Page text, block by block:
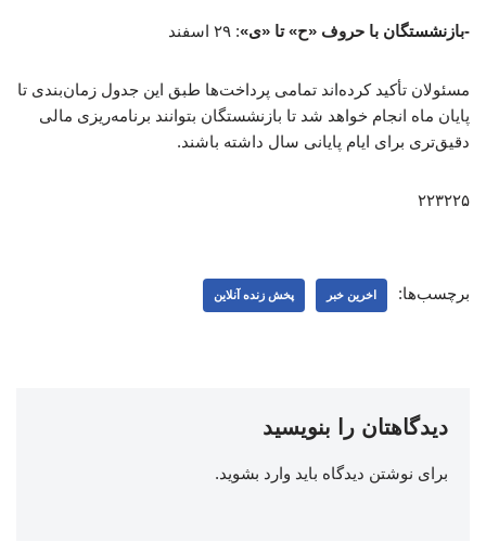
-بازنشستگان با حروف «ح» تا «ی»: ۲۹ اسفند
مسئولان تأکید کرده‌اند تمامی پرداخت‌ها طبق این جدول زمان‌بندی تا
پایان ماه انجام خواهد شد تا بازنشستگان بتوانند برنامه‌ریزی مالی
دقیق‌تری برای ایام پایانی سال داشته باشند.
۲۲۳۲۲۵
برچسب‌ها: اخرین خبر پخش زنده آنلاین
دیدگاهتان را بنویسید
برای نوشتن دیدگاه باید وارد بشوید.